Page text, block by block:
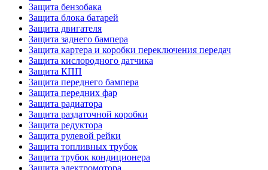
Защита бензобака
Защита блока батарей
Защита двигателя
Защита заднего бампера
Защита картера и коробки переключения передач
Защита кислородного датчика
Защита КПП
Защита переднего бампера
Защита передних фар
Защита радиатора
Защита раздаточной коробки
Защита редуктора
Защита рулевой рейки
Защита топливных трубок
Защита трубок кондиционера
Защита электромотора